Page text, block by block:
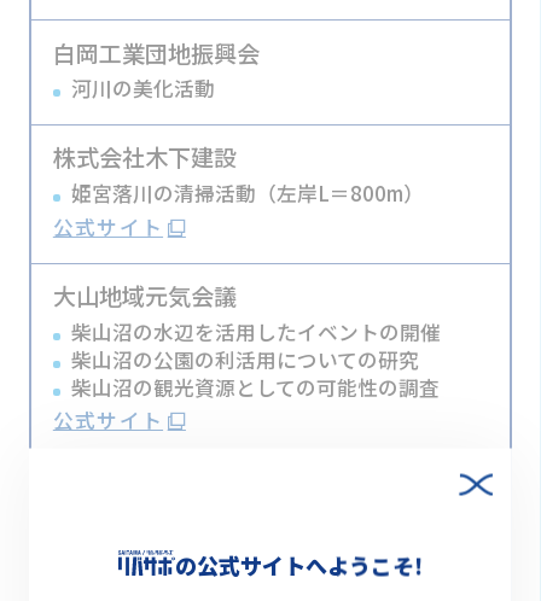
白岡工業団地振興会
河川の美化活動
株式会社木下建設
姫宮落川の清掃活動（左岸L＝800m）
公式サイト
大山地域元気会議
柴山沼の水辺を活用したイベントの開催
柴山沼の公園の利活用についての研究
柴山沼の観光資源としての可能性の調査
公式サイト
等々）
プロギングの公式サイトへようこそ!